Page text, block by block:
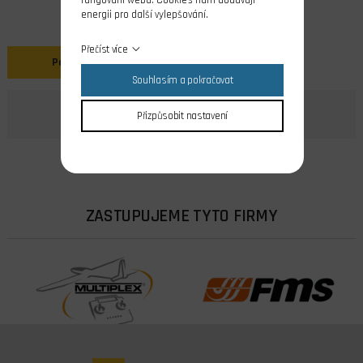
Popis
ZASTUPUJEME TYTO FIRMY
energii pro další vylepšování.
Přečíst více
Souhlasím a pokračovat
Přizpůsobit nastavení